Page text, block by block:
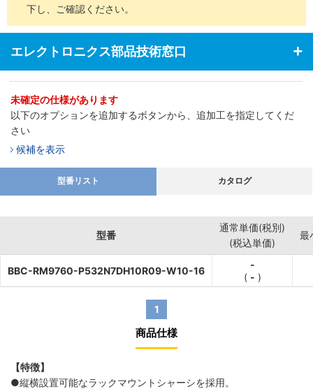
下し、ご確認ください。
エレクトロニクス部品技術窓口
未確定の仕様があります
以下のオプションを追加するボタンから、追加工を指定してくだ
さい
候補を表示
型番リスト カタログ
型番
通常単価(税別)
(税込単価)
最
BBC-RM9760-P532N7DH10R09-W10-16
-
( - )
1
商品仕様
【特徴】
●縦横設置可能なラックマウントシャーシを採用。